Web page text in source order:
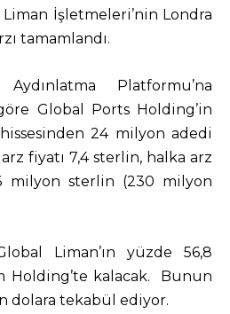
İşletmeleri’nin Londra
tamamlandı.
Platformu’na
Global Ports Holding’in
24 milyon adedi
fiyatı 7,4 sterlin, halka arz
milyon sterlin (230 milyon
Liman’ın yüzde 56,8
Holding’te kalacak. Bunun
dolara tekabül ediyor.